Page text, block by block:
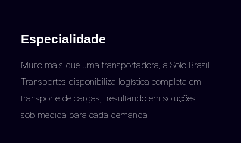
Especialidade
Muito mais que uma transportadora, a Solo Brasil
Transportes disponibiliza logística completa em
transporte de cargas, resultando em soluções
sob medida para cada demanda